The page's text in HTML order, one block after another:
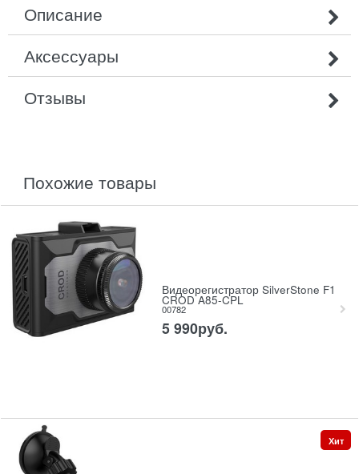
Описание
Аксессуары
Отзывы
похожие товары
Видеорегистратор SilverStone F1
CROD A85-CPL
00782
5 990руб.
Хит